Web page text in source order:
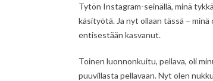
Tytön Instagram-seinällä, minä
käsityötä. Ja nyt ollaan tässä –
entisestään kasvanut.
Toinen luonnonkuitu, pellava, oli
puuvillasta pellavaan. Nyt olen